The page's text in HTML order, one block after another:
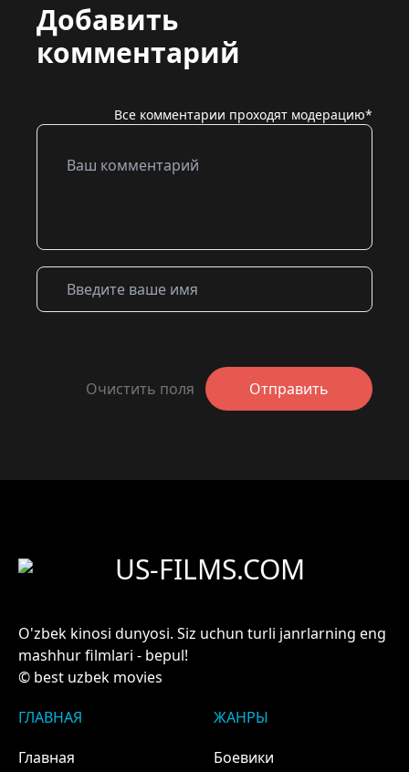
Добавить
комментарий
Все комментарии проходят модерацию*
Очистить поля Отправить
US-FILMS.COM
O'zbek kinosi dunyosi. Siz uchun turli janrlarning eng
mashhur filmlari - bepul!
© best uzbek movies
ГЛАВНАЯ
Главная
ЖАНРЫ
Боевики